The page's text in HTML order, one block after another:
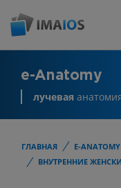
e-Anatomy
лучевая
ГЛАВНАЯ E-ANATOMY
ВНУТРЕННИЕ